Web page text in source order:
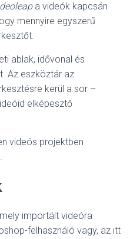
a videók kapcsán
mennyire egyszerű
ablak, idővonal és
Az eszköztár az
kerül a sor –
elképesztő
videós projektben
importált videóra
felhasználó vagy, az itt